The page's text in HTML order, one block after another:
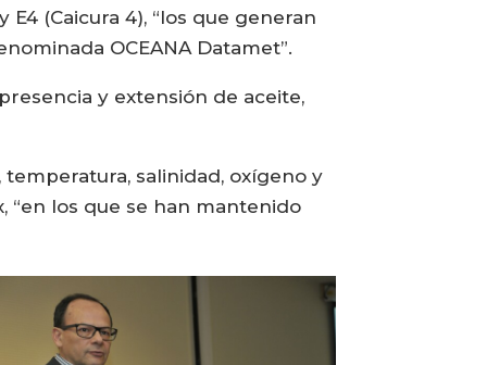
(Caicura 4), “los que generan
OCEANA Datamet”.
y extensión de aceite,
salinidad, oxígeno y
“en los que se han mantenido